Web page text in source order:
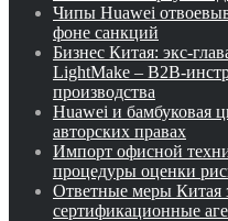
Чипы Huawei
фоне санкций
Бизнес Китая: экс-
LightMake – B2B-
производства
Huawei и бамбуковая
авторских правах
Импорт офисной
процедуры оценки
Ответные меры Китая
сертификационные